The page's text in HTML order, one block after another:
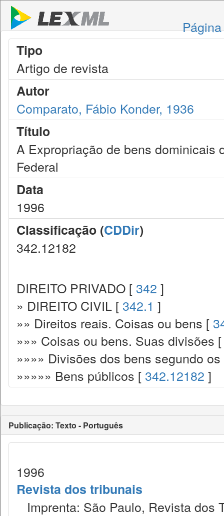
Tipo
Artigo de revista
Autor
Comparato, Fábio Konder, 1936
Título
A Expropriação de bens dominicais
Federal
Data
1996
Classificação (CDDir)
342.12182
DIREITO PRIVADO [ 342 ]
» DIREITO CIVIL [ 342.1 ]
»» Direitos reais. Coisas ou bens [
»»» Coisas ou bens. Suas divisões
»»»» Divisões dos bens segundo
»»»»» Bens públicos [ 342.12182 ]
Publicação: Texto - Português
1996
Revista dos tribunais
Imprenta: São Paulo, Revista dos